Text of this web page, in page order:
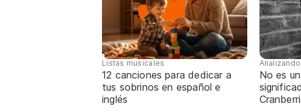
Listas musicales
12 canciones para dedicar a
tus sobrinos en español e
inglés
No es